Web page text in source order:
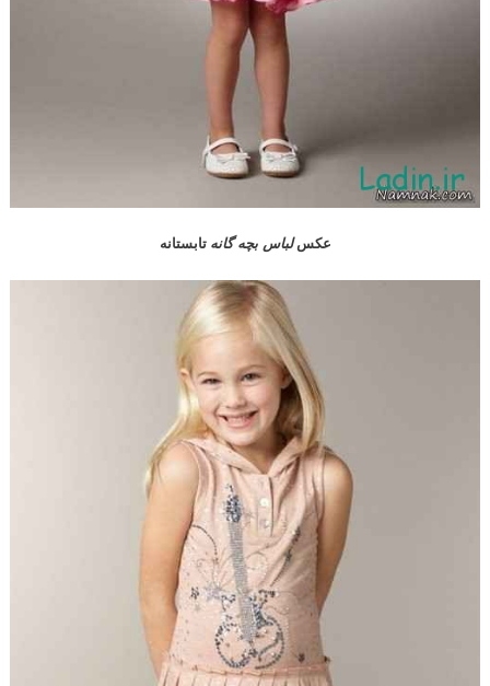
عکسلباس بچه گانه تابستانه